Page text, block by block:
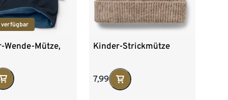
verfügbar
Wende-Mütze,
Kinder-Strickmütze
7,99